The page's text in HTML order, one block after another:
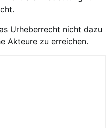
Urheberrecht nicht dazu
Akteure zu erreichen.